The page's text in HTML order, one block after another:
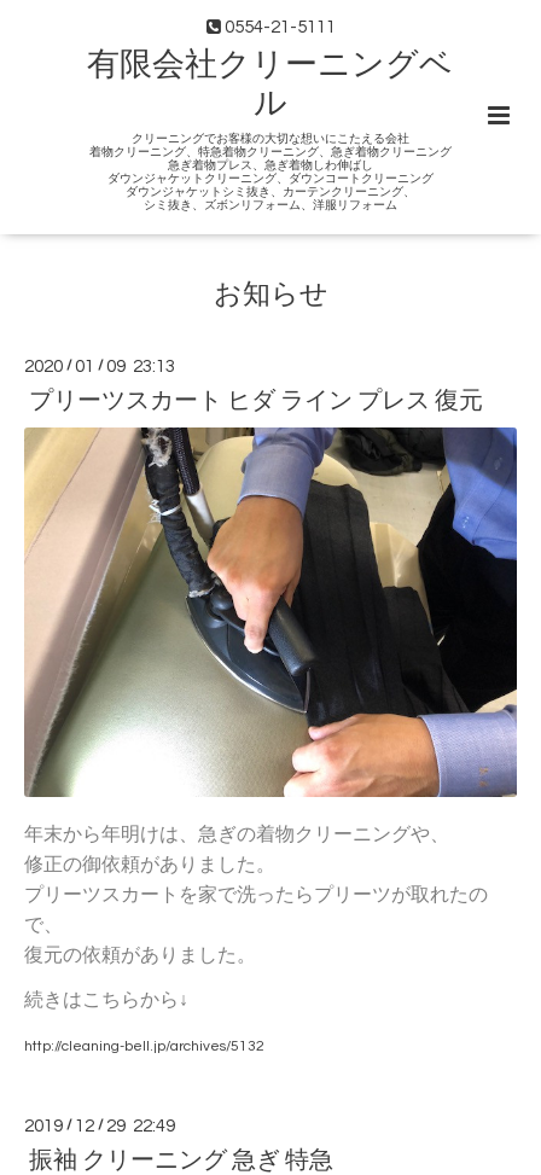
0554-21-5111
有限会社クリーニングベ
ル
クリーニングでお客様の大切な想いにこたえる会社
着物クリーニング、特急着物クリーニング、急ぎ着物クリーニング
急ぎ着物プレス、急ぎ着物しわ伸ばし
ダウンジャケットクリーニング、ダウンコートクリーニング
ダウンジャケットシミ抜き、カーテンクリーニング、
シミ抜き、ズボンリフォーム、洋服リフォーム
お知らせ
2020 /01 /09 23:13
プリーツスカート ヒダ ライン プレス 復元
年末から年明けは、急ぎの着物クリーニングや、
修正の御依頼がありました。
プリーツスカートを家で洗ったらプリーツが取れたの
で、
復元の依頼がありました。
続きはこちらから↓
http://cleaning-bell.jp/archives/5132
2019 / 12 / 29 22:49
振袖 クリーニング 急ぎ 特急